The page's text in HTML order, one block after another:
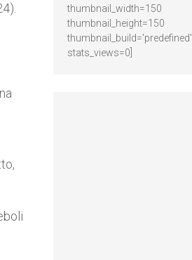
thumbnail_width=150
thumbnail_height=150
thumbnail_build='predefined'
stats_views=0]